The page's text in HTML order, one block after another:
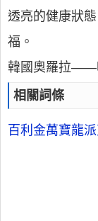
透亮的健康狀
福。
韓國奧羅拉——
相關詞條
百利金萬寶龍